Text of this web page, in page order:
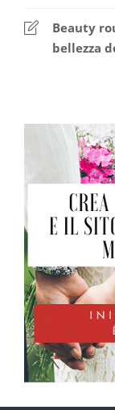
Beauty
bellezza